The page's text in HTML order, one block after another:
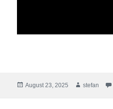
Veröffentlicht
August 23, 2025 Autor
stefan